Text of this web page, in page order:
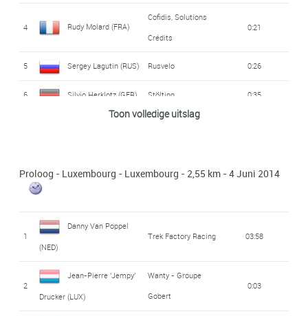
4 Rudy Molard (FRA)
Cofidis, Solutions
Crédits
0:21
5 Sergey Lagutin (RUS) Rusvelo 0:26
6 Silvio Herklotz (GER) Stölting 0:35
Cofidis, Solutions
8 Laurent Evrard (BEL) Wallonie - Bruxelles 0:48
10
Björn Leukemans
(BEL)
1:01
11
Daniel
Teklehaimanot (ERI)
zt
Toon volledige uitslag
Proloog - Luxembourg - Luxembourg - 2,55 km - 4 Juni 2014
1
Danny Van Poppel
(NED)
Trek Factory Racing 03:58
2
Jean-Pierre 'Jempy'
Drucker (LUX)
Wanty - Groupe
Gobert
0:03